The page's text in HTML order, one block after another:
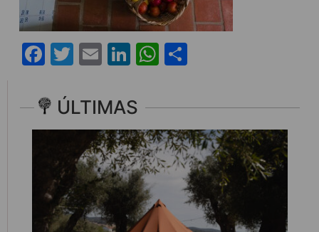
Facebook
Twitter
EmailLinkedIn
WhatsApp
ÚLTIMAS